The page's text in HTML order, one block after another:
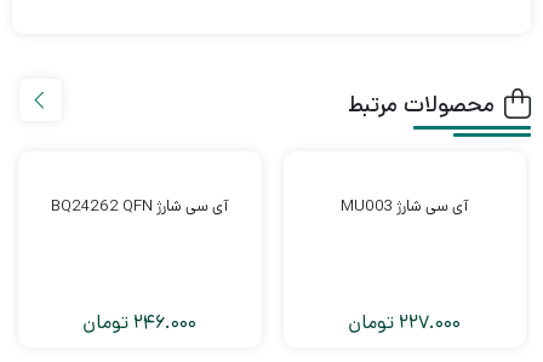
محصولات مرتبط
آی سی شارژ MU003
227.000 تومان
آی سی شارژ BQ24262 QFN
246.000 تومان